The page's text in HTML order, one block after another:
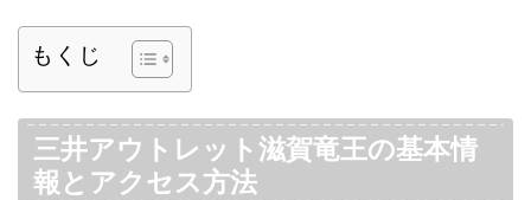
もくじ
三井アウトレット滋賀竜王の基本情
報とアクセス方法